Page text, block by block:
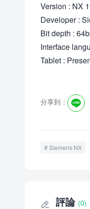
Version : NX
Developer :
Bit depth :
Interface
Tablet :
分享到： 
Siemens NX
 評論 (0)